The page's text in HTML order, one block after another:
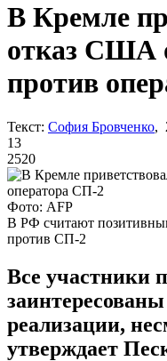
В Кремле
отказ США
против
Текст: София Бровченко,
13
2520
Фото: AFP
В РФ считают
против СП-2
Все участники
реализации,
утверждает